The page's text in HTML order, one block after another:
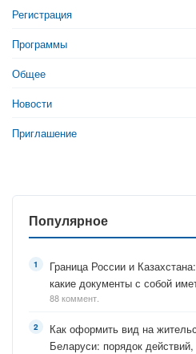
Регистрация
Программы
Общее
Новости
Приглашение
Популярное
Граница России и
какие документы с собой
88 коммент.
Как оформить вид на
Беларуси: порядок